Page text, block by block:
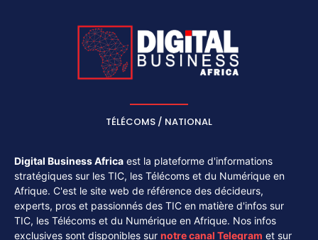
TÉLÉCOMS / NATIONAL
Digital Business Africa est la plateforme d'informations
stratégiques sur les TIC, les Télécoms et du Numérique en
Afrique. C'est le site web de référence des décideurs,
experts, pros et passionnés des TIC en matière d'infos sur
TIC, les Télécoms et du Numérique en Afrique. Nos infos
exclusives sont disponibles sur notre canal Telegram et sur